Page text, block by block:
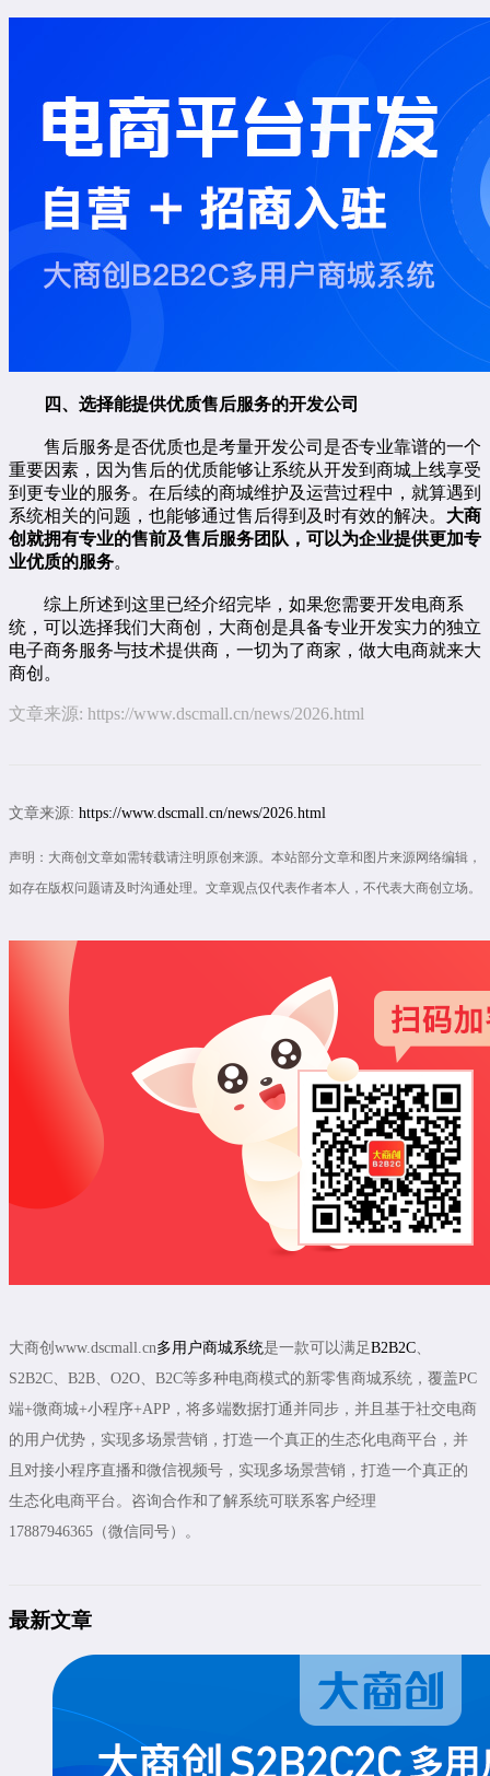
四、选择能提供优质售后服务的开发公司
售后服务是否优质也是考量开发公司是否专业靠谱的一个
重要因素，因为售后的优质能够让系统从开发到商城上线享受
到更专业的服务。在后续的商城维护及运营过程中，就算遇到
系统相关的问题，也能够通过售后得到及时有效的解决。 大商
创就拥有专业的售前及售后服务团队，可以为企业提供更加专
业优质的服务。
综上所述到这里已经介绍完毕，如果您需要开发电商系
统，可以选择我们大商创，大商创是具备专业开发实力的独立
电子商务服务与技术提供商，一切为了商家，做大电商就来大
商创。
文章来源: https://www.dscmall.cn/news/2026.html
文章来源: https://www.dscmall.cn/news/2026.html
声明：大商创文章如需转载请注明原创来源。本站部分文章和图片来源网络编辑，
如存在版权问题请及时沟通处理。文章观点仅代表作者本人，不代表大商创立场。
大商创www.dscmall.cn多用户商城系统是一款可以满足B2B2C
S2B2C、B2B、O2O、B2C等多种电商模式的新零售商城系统，覆盖PC
端+微商城+小程序+APP，将多端数据打通并同步，并且基于社交电商
的用户优势，实现多场景营销，打造一个真正的生态化电商平台，并
且对接小程序直播和微信视频号，实现多场景营销，打造一个真正的
生态化电商平台。咨询合作和了解系统可联系客户经理
17887946365（微信同号）。
最新文章